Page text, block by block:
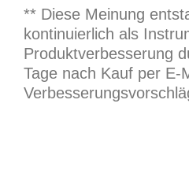
** Diese Meinung
kontinuierlich als
Produktverbesserung
Tage nach Kauf per E-